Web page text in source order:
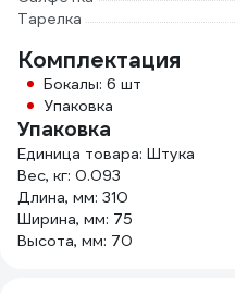
Тарелка
Комплектация
Бокалы: 6 шт
Упаковка
Упаковка
Единица товара: Штука
Вес, кг: 0.093
Длина, мм: 310
Ширина, мм: 75
Высота, мм: 70